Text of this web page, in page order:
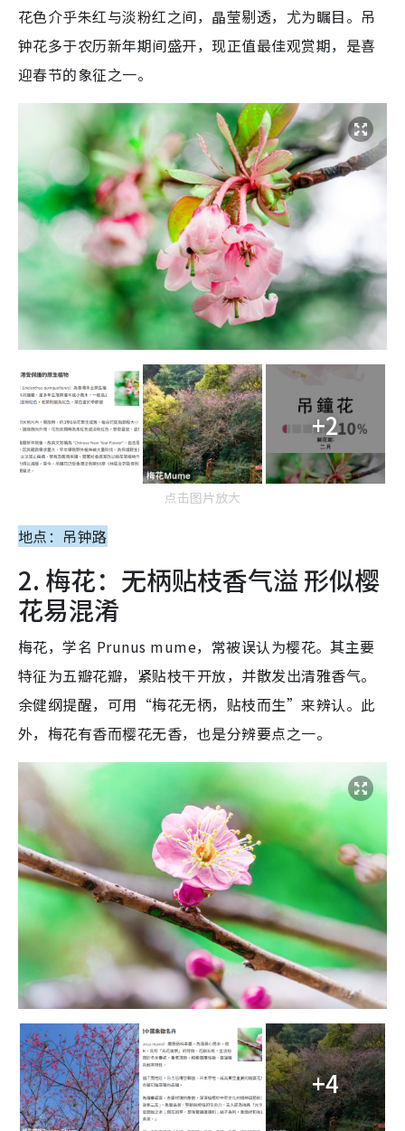
花色介乎朱红与淡粉红之间，晶莹剔透，尤为瞩目。吊
钟花多于农历新年期间盛开，现正值最佳观赏期，是喜
迎春节的象征之一。
+2
点击图片放大
地点：吊钟路
2. 梅花：无柄贴枝香气溢 形似樱
花易混淆
梅花，学名 Prunus mume，常被误认为樱花。其主要
特征为五瓣花瓣，紧贴枝干开放，并散发出清雅香气。
余健纲提醒，可用“梅花无柄，贴枝而生”来辨认。此
外，梅花有香而樱花无香，也是分辨要点之一。
+4